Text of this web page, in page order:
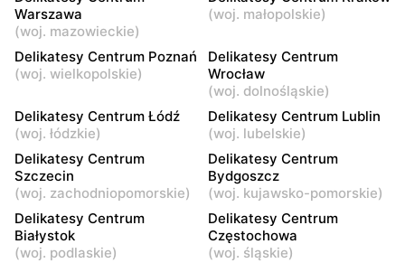
Delikatesy Centrum
Warszawa, ul. Dzieci
Warszawy 40a
Warszawa, ul. Starodęby 8
Raszyn, ul. Pruszkowska 52
Delikatesy Centrum
Warszawa, ul. Skarbka z
Gór 57
Delikatesy Centrum
Warszawa, ul. Myśliborska
114
Delikatesy Centrum
Reguły, ul. Regulska 49
lok.2
Delikatesy Centrum Delikatesy Centrum
Warszawa
(woj. mazowieckie)
(woj. małopolskie)
Delikatesy Centrum Poznań
(woj. wielkopolskie)
Delikatesy Centrum
Wrocław
(woj. dolnośląskie)
Delikatesy Centrum Łódź
(woj. łódzkie)
Delikatesy Centrum Lublin
(woj. lubelskie)
Delikatesy Centrum
Szczecin
(woj. zachodniopomorskie)
Delikatesy Centrum
Bydgoszcz
(woj. kujawsko-pomorskie)
Delikatesy Centrum
Białystok
(woj. podlaskie)
Delikatesy Centrum
Częstochowa
(woj. śląskie)